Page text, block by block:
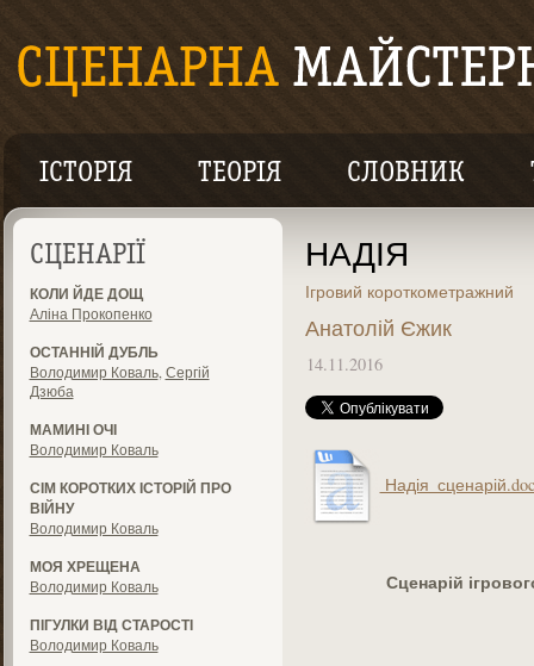
ІСТОРІЯ ТЕОРІЯ СЛОВНИК
СЦЕНАРІЇ
КОЛИ ЙДЕ ДОЩ
Аліна Прокопенко
ОСТАННІЙ ДУБЛЬ
Володимир Коваль, Сергій
Дзюба
МАМИНІ ОЧІ
Володимир Коваль
СІМ КОРОТКИХ ІСТОРІЙ ПРО
ВІЙНУ
Володимир Коваль
МОЯ ХРЕЩЕНА
Володимир Коваль
ПІГУЛКИ ВІД СТАРОСТІ
Володимир Коваль
НАДІЯ
Ігровий короткометражний
Анатолій Єжик
14.11.2016
Надія_сценарій.doc
Сценарій